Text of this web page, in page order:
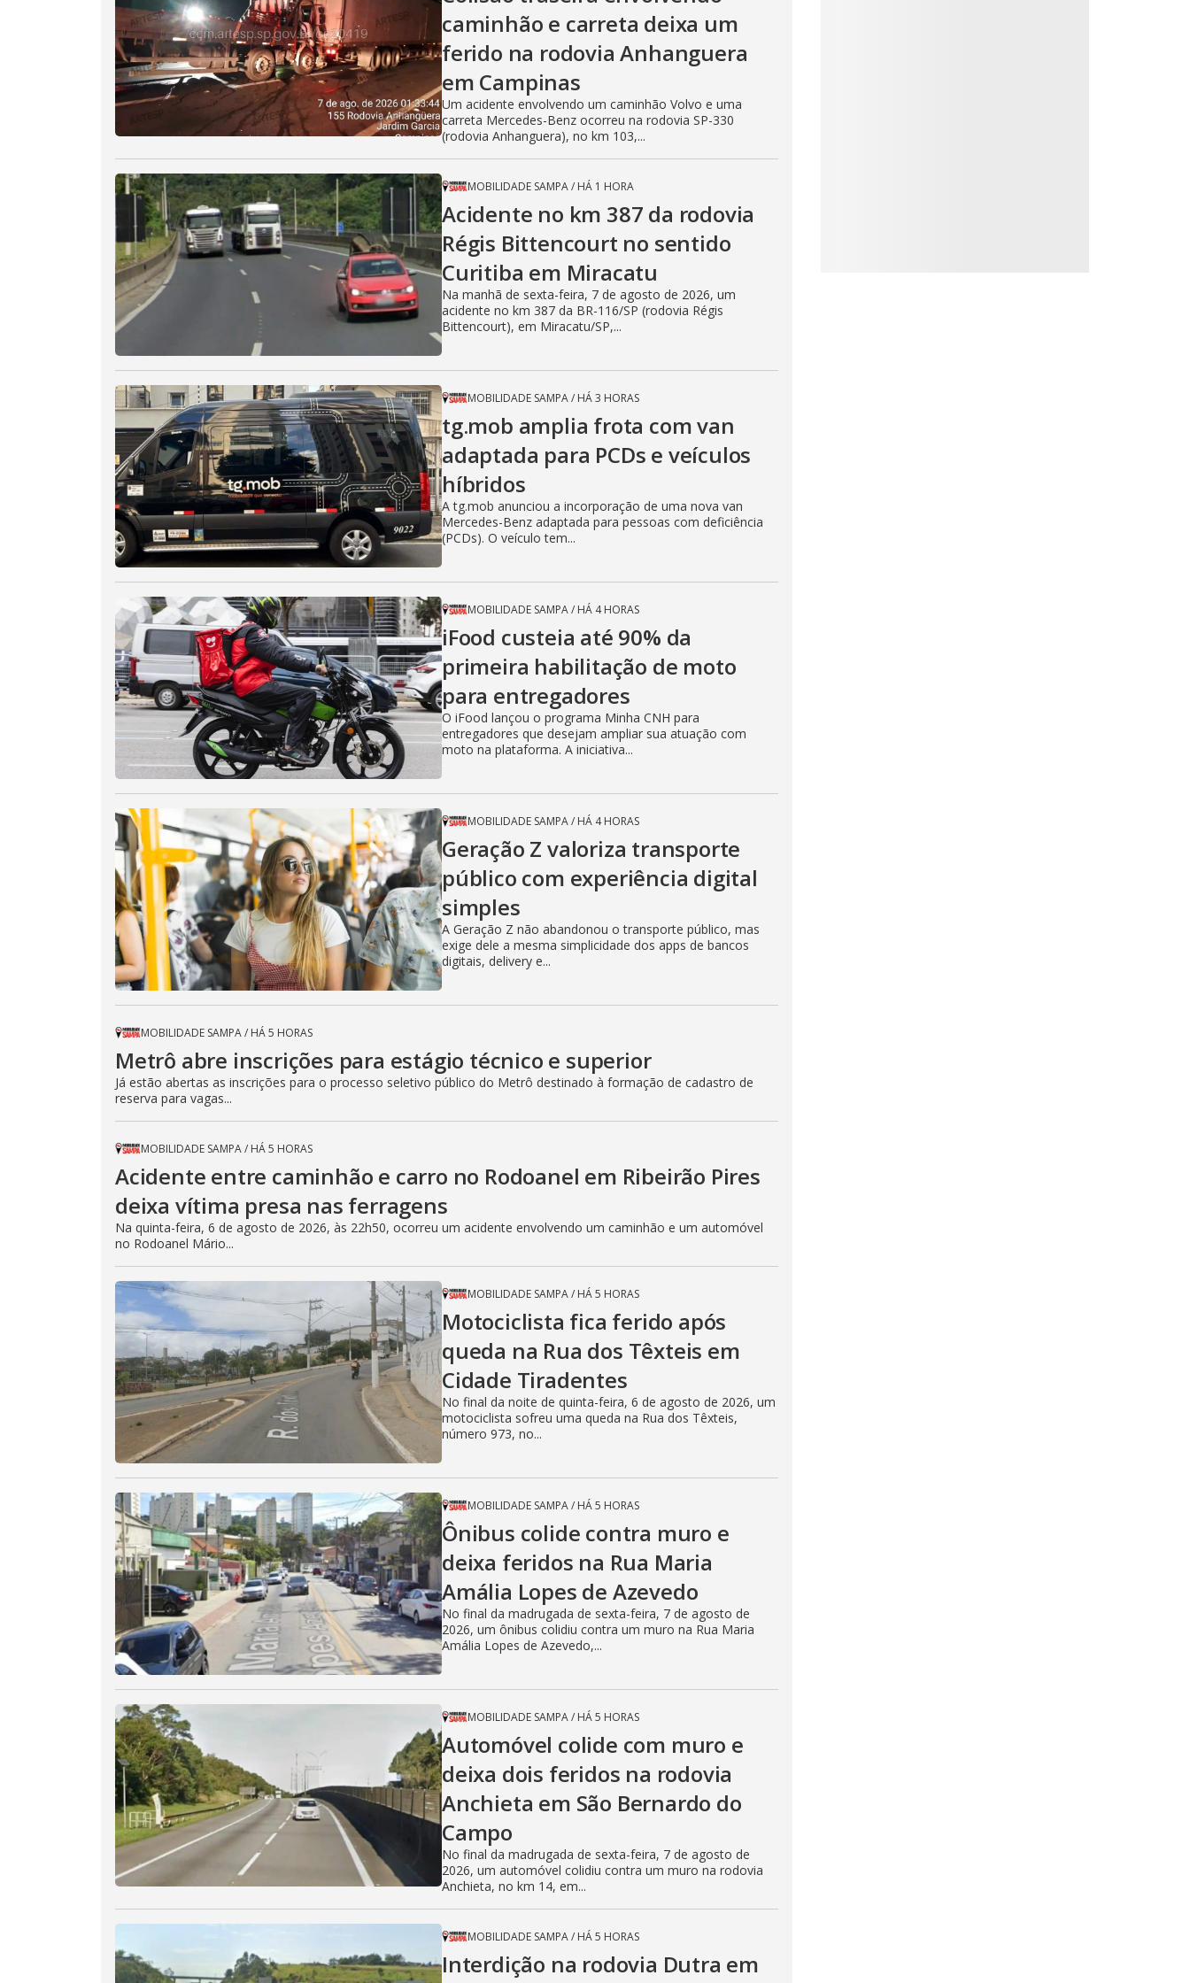
i
d
e
o
caminhão e carreta deixa um
ferido na rodovia Anhanguera
em Campinas
Um acidente envolvendo um caminhão Volvo e uma
carreta Mercedes-Benz ocorreu na rodovia SP-330
(rodovia Anhanguera), no km 103,...
MOBILIDADE SAMPA/ HÁ 1 HORA
Acidente no km 387 da rodovia
Régis Bittencourt no sentido
Curitiba em Miracatu
Na manhã de sexta-feira, 7 de agosto de 2026, um
acidente no km 387 da BR-116/SP (rodovia Régis
Bittencourt), em Miracatu/SP,...
MOBILIDADE SAMPA/ HÁ 3 HORAS
tg.mob amplia frota com van
adaptada para PCDs e veículos
híbridos
A tg.mob anunciou a incorporação de uma nova van
Mercedes-Benz adaptada para pessoas com deficiência
(PCDs). O veículo tem...
MOBILIDADE SAMPA/ HÁ 4 HORAS
iFood custeia até 90% da
primeira habilitação de moto
para entregadores
O iFood lançou o programa Minha CNH para
entregadores que desejam ampliar sua atuação com
moto na plataforma. A iniciativa...
MOBILIDADE SAMPA/ HÁ 4 HORAS
Geração Z valoriza transporte
público com experiência digital
simples
A Geração Z não abandonou o transporte público, mas
exige dele a mesma simplicidade dos apps de bancos
digitais, delivery e...
MOBILIDADE SAMPA/ HÁ 5 HORAS
Metrô abre inscrições para estágio técnico e superior
Já estão abertas as inscrições para o processo seletivo público do Metrô destinado à formação de cadastro de
reserva para vagas...
MOBILIDADE SAMPA/ HÁ 5 HORAS
Acidente entre caminhão e carro no Rodoanel em Ribeirão Pires
deixa vítima presa nas ferragens
Na quinta-feira, 6 de agosto de 2026, às 22h50, ocorreu um acidente envolvendo um caminhão e um automóvel
no Rodoanel Mário...
MOBILIDADE SAMPA/ HÁ 5 HORAS
Motociclista fica ferido após
queda na Rua dos Têxteis em
Cidade Tiradentes
No final da noite de quinta-feira, 6 de agosto de 2026, um
motociclista sofreu uma queda na Rua dos Têxteis,
número 973, no...
MOBILIDADE SAMPA/ HÁ 5 HORAS
Ônibus colide contra muro e
deixa feridos na Rua Maria
Amália Lopes de Azevedo
No final da madrugada de sexta-feira, 7 de agosto de
2026, um ônibus colidiu contra um muro na Rua Maria
Amália Lopes de Azevedo,...
MOBILIDADE SAMPA/ HÁ 5 HORAS
Automóvel colide com muro e
deixa dois feridos na rodovia
Anchieta em São Bernardo do
Campo
No final da madrugada de sexta-feira, 7 de agosto de
2026, um automóvel colidiu contra um muro na rodovia
Anchieta, no km 14, em...
MOBILIDADE SAMPA/ HÁ 5 HORAS
Interdição na rodovia Dutra em